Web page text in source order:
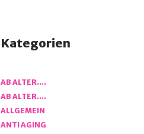
Kategorien
AB ALTER….
AB ALTER….
ALLGEMEIN
ANTI AGING